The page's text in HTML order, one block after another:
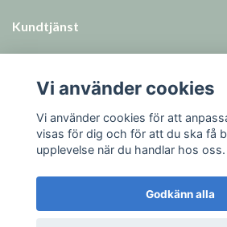
Kundtjänst
Sociala medier
Vi använder cookies
Vi använder cookies för att
visas för dig och för att du ska få
upplevelse när du handlar hos oss.
Godkänn alla